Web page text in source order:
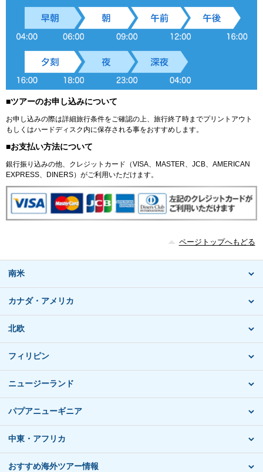
■ツアーのお申し込みについて
お申し込みの際は詳細旅行条件をご確認の上、旅行終了時までプリントアウト
もしくはハードディスク内に保存される事をおすすめします。
■お支払い方法について
銀行振り込みの他、クレジットカード（VISA、MASTER、JCB、AMERICAN
EXPRESS、DINERS）がご利用いただけます。
ページトップへもどる
南米
カナダ・アメリカ
北欧
フィリピン
ニュージーランド
パプアニューギニア
中東・アフリカ
おすすめ海外ツアー情報